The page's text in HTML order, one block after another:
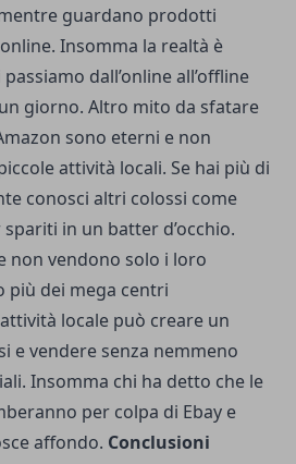
guardano prodotti
Insomma la realtà è
dall’online all’offline
giorno. Altro mito da sfatare
sono eterni e non
attività locali. Se hai più di
conosci altri colossi come
in un batter d’occhio.
non vendono solo i loro
più dei mega centri
locale può creare un
e vendere senza nemmeno
Insomma chi ha detto che le
per colpa di Ebay e
affondo. Conclusioni